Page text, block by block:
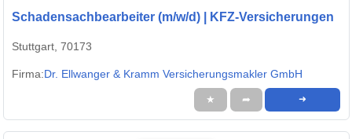
Schadensachbearbeiter (m/w/d) | KFZ-Versicherungen
Stuttgart, 70173
Firma:Dr. Ellwanger & Kramm Versicherungsmakler GmbH
★ ➦ ➜